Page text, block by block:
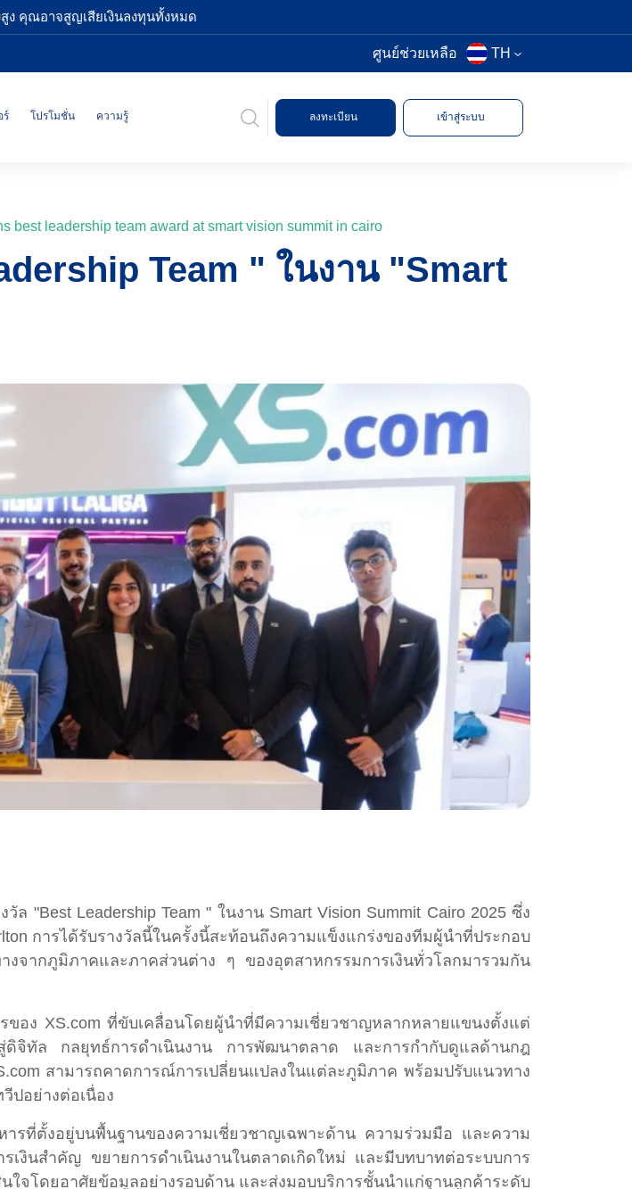
ง คุณอาจสูญเสียเงินลงทุนทั้งหมด
ศูนย์ช่วยเหลือ TH
ร์ โปรโมชั่น ความรู้ ลงทะเบียน เข้าสู่ระบบ
best leadership team award at smart vision summit in cairo
Team " ในงาน "Smart
"Best Leadership Team " ในงาน Smart Vision Summit Cairo 2025 ซึ่ง
การได้รับรางวัลนี้ในครั้งนี้สะท้อนถึงความแข็งแกร่งของทีมผู้นำที่ประกอบ
จากภูมิภาคและภาคส่วนต่าง ๆ ของอุตสาหกรรมการเงินทั่วโลกมารวมกัน
ของ XS.com ที่ขับเคลื่อนโดยผู้นำที่มีความเชี่ยวชาญหลากหลายแขนงตั้งแต่
ดิจิทัล กลยุทธ์การดำเนินงาน การพัฒนาตลาด และการกำกับดูแลด้านกฎ
สามารถคาดการณ์การเปลี่ยนแปลงในแต่ละภูมิภาค พร้อมปรับแนวทาง
ปอย่างต่อเนื่อง
รที่ตั้งอยู่บนพื้นฐานของความเชี่ยวชาญเฉพาะด้าน ความร่วมมือ และความ
เงินสำคัญ ขยายการดำเนินงานในตลาดเกิดใหม่ และมีบทบาทต่อระบบการ
ใจโดยอาศัยข้อมูลอย่างรอบด้าน และส่งมอบบริการชั้นนำแก่ฐานลูกค้าระดับ